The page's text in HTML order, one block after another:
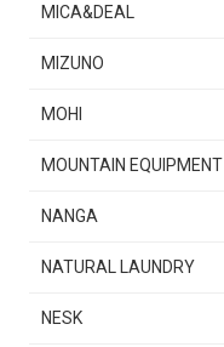
MICA&DEAL
MIZUNO
MOHI
MOUNTAIN EQUIPMENT
NANGA
NATURAL LAUNDRY
NESK